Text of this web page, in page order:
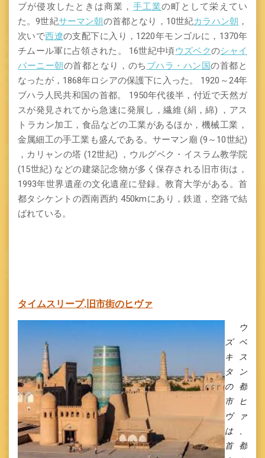
ブが侵攻したときは商業， 手工業の町として栄えてい
た。9世紀サーマン朝の首都となり，10世紀カラハン朝 ，
次いで西遼の支配下に入り，1220年モンゴルに，1370年
チムール軍に占領された。 16世紀中頃ウズベクのシャイ
バーニー朝の首都となり，のち ブハラ・ハン国の首都と
なったが，1868年ロシアの保護下に入った。 1920～24年
ブハラ人民共和国の首都。 1950年代後半，付近で天然ガ
スが発見されてから急速に発展し，繊維 (絹，綿) ，アス
トラカン加工，食品などの工業があるほか，機械工業，
金属細工の手工業も盛んである。サーマン廟 (9～10世紀)
，カリャンの塔 (12世紀) ，ウルグベク・イスラム教学院
(15世紀) などの建築記念物が多く保存される旧市街は，
1993年世界遺産の文化遺産に登録。教育大学がある。首
都タシケントの西南西約 450kmにあり，鉄道，空路で結
ばれている。
タイムスリープ, 旧市街のヒヴァ
ウ
ズベ
キス
タン
の都
市ヒ
ヴァ
は、
首都